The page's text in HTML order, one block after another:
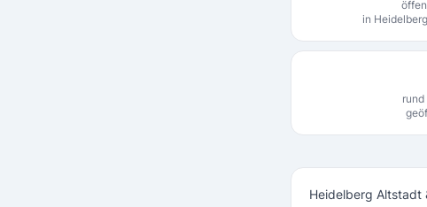
in
rund
Heidelberg Altstadt